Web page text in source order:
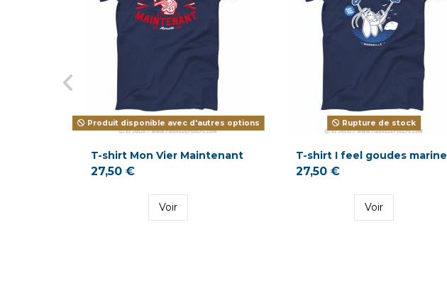
Produit disponible avec d'autres options
T-shirt Mon Vier Maintenant
27,50 €
Voir
Rupture de stock
T-shirt I feel goudes marine
27,50 €
Voir